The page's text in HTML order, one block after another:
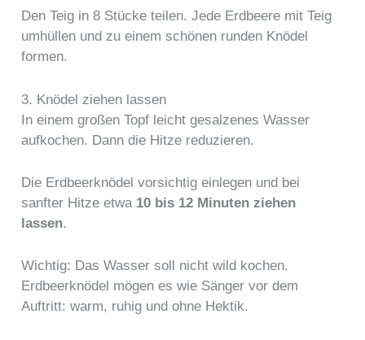
Den Teig in 8 Stücke teilen. Jede Erdbeere mit Teig
umhüllen und zu einem schönen runden Knödel
formen.
3. Knödel ziehen lassen
In einem großen Topf leicht gesalzenes Wasser
aufkochen. Dann die Hitze reduzieren.
Die Erdbeerknödel vorsichtig einlegen und bei
sanfter Hitze etwa 10 bis 12 Minuten ziehen
lassen.
Wichtig: Das Wasser soll nicht wild kochen.
Erdbeerknödel mögen es wie Sänger vor dem
Auftritt: warm, ruhig und ohne Hektik.